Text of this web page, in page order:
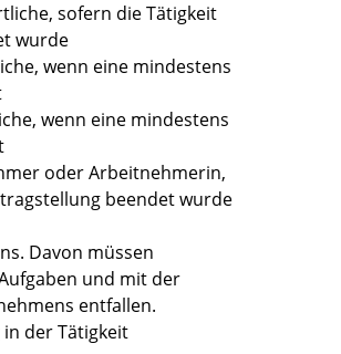
sofern die Tätigkeit
wurde
wenn eine mindestens
wenn eine mindestens
oder Arbeitnehmerin,
beendet wurde
Davon müssen
und mit der
entfallen.
der Tätigkeit